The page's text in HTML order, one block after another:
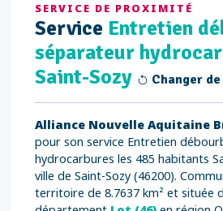
SERVICE DE PROXIMITÉ
Service Entretien
séparateur
Saint-Sozy
Changer
Alliance Nouvelle Aquitaine
pour son service Entretien
hydrocarbures les 485 habitants
ville de Saint-Sozy (46200).
territoire de 8.7637 km² et située